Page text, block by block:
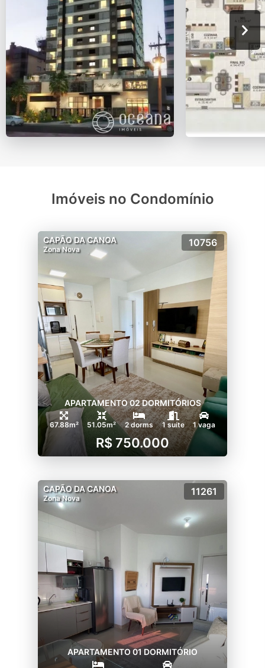
Imóveis no Condomínio
CAPÃO DA CANOA
Zona Nova
10756
APARTAMENTO 02 DORMITÓRIOS
67.88m² 51.05m² 2 dorms 1 suíte 1 vaga
R$ 750.000
CAPÃO DA CANOA
Zona Nova
11261
APARTAMENTO 01 DORMITÓRIO